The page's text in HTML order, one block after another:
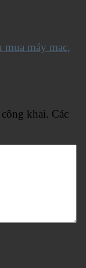
máy mac,
khai. Các